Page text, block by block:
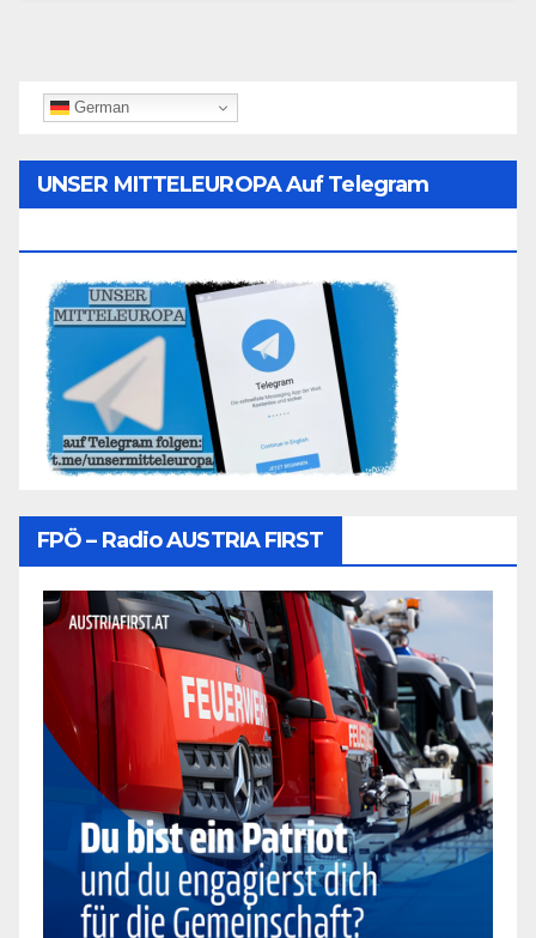
German
UNSER MITTELEUROPA Auf Telegram
FPÖ – Radio AUSTRIA FIRST